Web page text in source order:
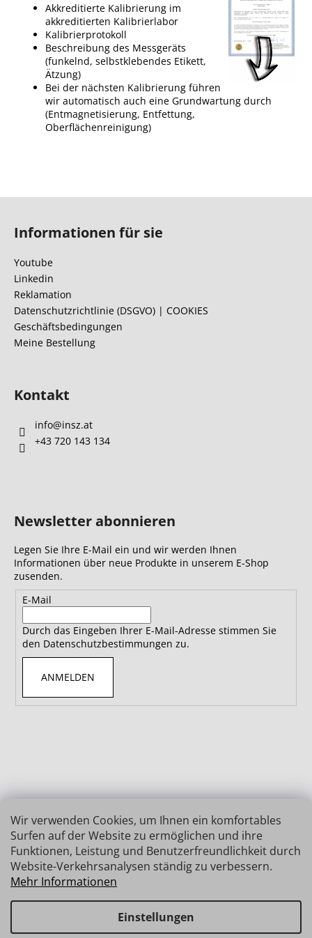
Wir verwenden Cookies, um Ihnen ein komfortables
Surfen auf der Website zu ermöglichen und ihre
Funktionen, Leistung und Benutzerfreundlichkeit durch
Website-Verkehrsanalysen ständig zu verbessern.
Mehr Informationen
Einstellungen
Akkreditierte Kalibrierung im
akkreditierten Kalibrierlabor
Kalibrierprotokoll
Beschreibung des Messgeräts
(funkelnd, selbstklebendes Etikett,
Ätzung)
Bei der nächsten Kalibrierung führen
wir automatisch auch eine Grundwartung durch
(Entmagnetisierung, Entfettung,
Oberflächenreinigung)
Informationen für sie
Youtube
Linkedin
Reklamation
Datenschutzrichtlinie (DSGVO) | COOKIES
Geschäftsbedingungen
Meine Bestellung
Kontakt
info@insz.at
+43 720 143 134
Newsletter abonnieren
Legen Sie Ihre E-Mail ein und wir werden Ihnen
Informationen über neue Produkte in unserem E-Shop
zusenden.
E-Mail
Durch das Eingeben Ihrer E-Mail-Adresse stimmen Sie
den Datenschutzbestimmungen zu.
ANMELDEN
Erstellt von Shoptet